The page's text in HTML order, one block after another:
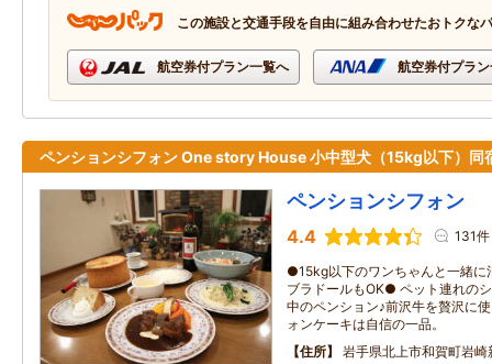
この施設と交通手段を自由に組み合わせたおトクな
航空券付プラン一覧へ 航空券付プラ
ペンションシフォン One story House 小中型犬（15kg以下）同
ペンションシフォン
4.4 131件
●15kg以下のワンちゃんと一緒に
ブラドールもOK● ペット連れの
中のペンション♪前沢牛を贅沢に
ォンケーキは自信の一品。
住所
岩手県北上市和賀町岩